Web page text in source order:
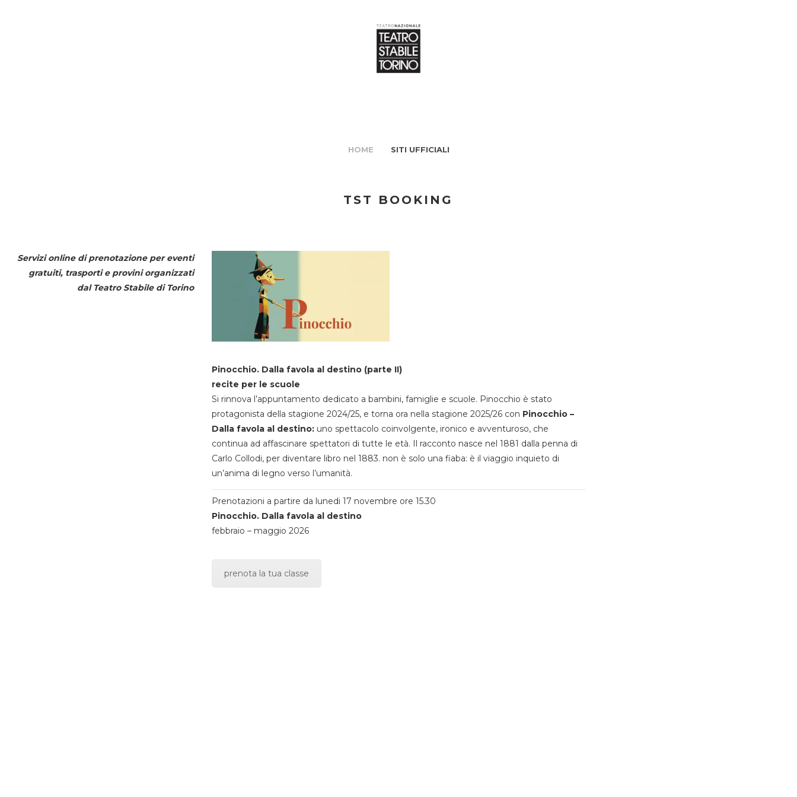
HOME SITI UFFICIALI
TST BOOKING
Servizi online di prenotazione per eventi
gratuiti, trasporti e provini organizzati
dal Teatro Stabile di Torino
Pinocchio. Dalla favola al destino (parte II)
recite per le scuole
Si rinnova l’appuntamento dedicato a bambini, famiglie e scuole. Pinocchio è stato
protagonista della stagione 2024/25, e torna ora nella stagione 2025/26 con Pinocchio –
Dalla favola al destino:uno spettacolo coinvolgente, ironico e avventuroso, che
continua ad affascinare spettatori di tutte le età. Il racconto nasce nel 1881 dalla penna di
Carlo Collodi, per diventare libro nel 1883. non è solo una fiaba: è il viaggio inquieto di
un’anima di legno verso l’umanità.
Prenotazioni a partire da lunedi 17 novembre ore 15.30
Pinocchio. Dalla favola al destino
febbraio – maggio 2026
prenota la tua classe